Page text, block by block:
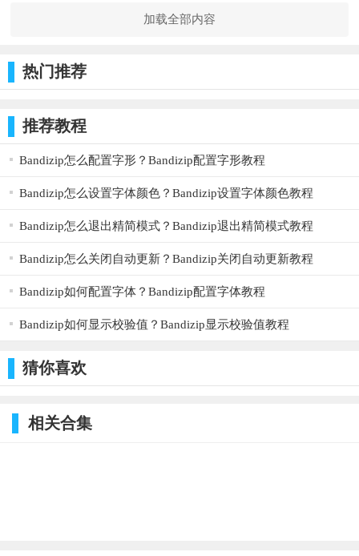
加载全部内容
热门推荐
推荐教程
Bandizip怎么配置字形？Bandizip配置字形教程
Bandizip怎么设置字体颜色？Bandizip设置字体颜色教程
Bandizip怎么退出精简模式？Bandizip退出精简模式教程
Bandizip怎么关闭自动更新？Bandizip关闭自动更新教程
Bandizip如何配置字体？Bandizip配置字体教程
Bandizip如何显示校验值？Bandizip显示校验值教程
猜你喜欢
相关合集